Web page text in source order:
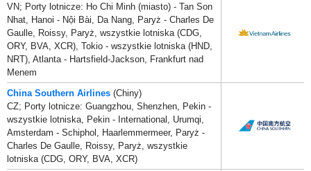
VN; Porty lotnicze: Ho Chi Minh (miasto) - Tan Son
Nhat, Hanoi - Nội Bài, Da Nang, Paryż - Charles De
Gaulle, Roissy, Paryż, wszystkie lotniska (CDG,
ORY, BVA, XCR), Tokio - wszystkie lotniska (HND,
NRT), Atlanta - Hartsfield-Jackson, Frankfurt nad
Menem
China Southern Airlines (Chiny)
CZ; Porty lotnicze: Guangzhou, Shenzhen, Pekin -
wszystkie lotniska, Pekin - International, Urumqi,
Amsterdam - Schiphol, Haarlemmermeer, Paryż -
Charles De Gaulle, Roissy, Paryż, wszystkie
lotniska (CDG, ORY, BVA, XCR)